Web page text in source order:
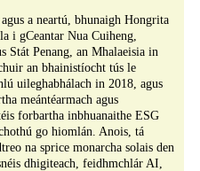
a neartú, bhunaigh Hongrita
i gCeantar Nua Cuiheng,
Stát Penang, an Mhalaeisia in
an bhainistíocht tús le
uileghabhálach in 2018, agus
meántéarmach agus
forbartha inbhuanaithe ESG
go hiomlán. Anois, tá
na sprice monarcha solais den
dhigiteach, feidhmchlár AI,